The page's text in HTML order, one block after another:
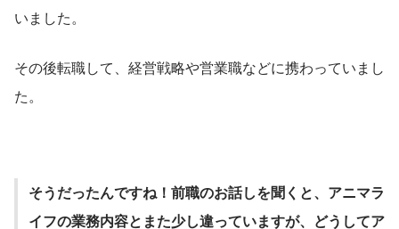
いました。
その後転職して、経営戦略や営業職などに携わっていまし
た。
そうだったんですね！前職のお話しを聞くと、アニマラ
イフの業務内容とまた少し違っていますが、どうしてア